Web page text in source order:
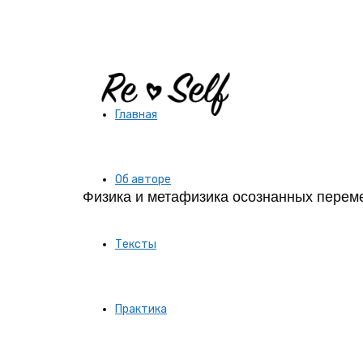
Re-
Self
Создай
Физика и метафизика осознанных
Главная
Об авторе
Тексты
Практика